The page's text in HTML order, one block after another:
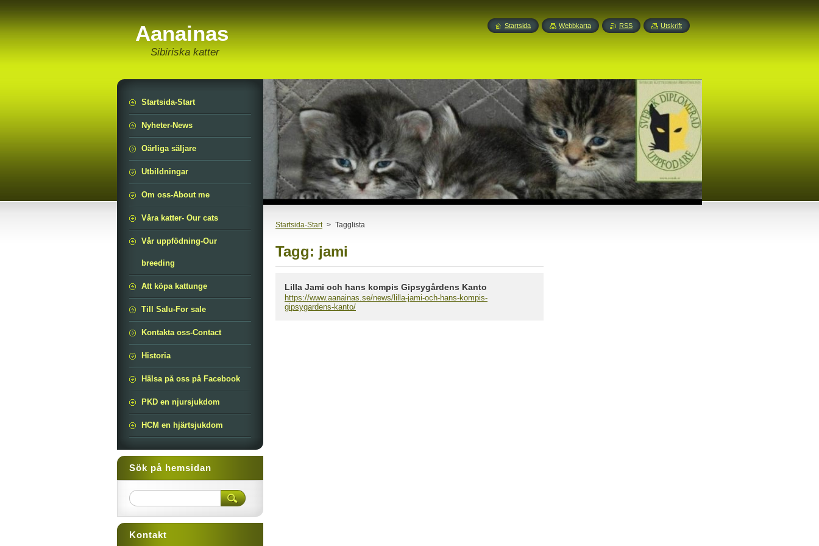
Aanainas
Sibiriska katter
Startsida-Start > Tagglista
Tagg: jami
Lilla Jami och hans kompis Gipsygårdens Kanto
https://www.aanainas.se/news/lilla-jami-och-hans-kompis-
gipsygardens-kanto/
Startsida-Start
Nyheter-News
Oärliga säljare
Utbildningar
Om oss-About me
Våra katter- Our cats
Vår uppfödning-Our
breeding
Att köpa kattunge
Till Salu-For sale
Kontakta oss-Contact
Historia
Hälsa på oss på Facebook
PKD en njursjukdom
HCM en hjärtsjukdom
Sök på hemsidan
Kontakt
Startsida Webbkarta RSS Utskrift